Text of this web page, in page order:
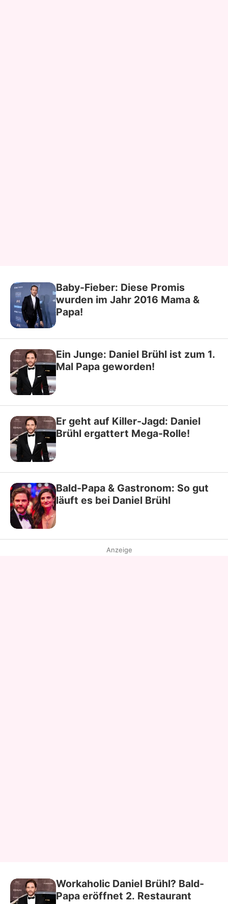
Baby-Fieber: Diese Promis
wurden im Jahr 2016 Mama &
Papa!
Ein Junge: Daniel Brühl ist zum 1.
Mal Papa geworden!
Er geht auf Killer-Jagd: Daniel
Brühl ergattert Mega-Rolle!
Bald-Papa & Gastronom: So gut
läuft es bei Daniel Brühl
Anzeige
Workaholic Daniel Brühl? Bald-
Papa eröffnet 2. Restaurant